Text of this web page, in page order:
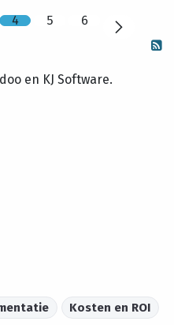
4 5
6
en KJ Software.
Kosten en ROI